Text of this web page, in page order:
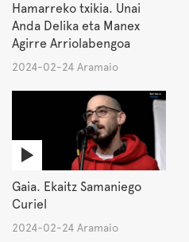
Hamarreko txikia. Unai
Anda Delika eta Manex
Agirre Arriolabengoa
2024-02-24 Aramaio
Gaia. Ekaitz Samaniego
Curiel
2024-02-24 Aramaio